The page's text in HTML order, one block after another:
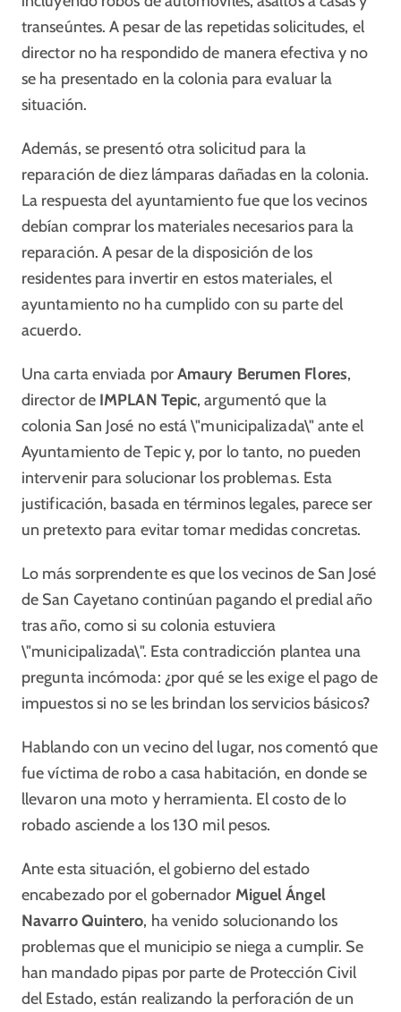
transeúntes. A pesar de las repetidas solicitudes, el
director no ha respondido de manera efectiva y no
se ha presentado en la colonia para evaluar la
situación.
Además, se presentó otra solicitud para la
reparación de diez lámparas dañadas en la colonia.
La respuesta del ayuntamiento fue que los vecinos
debían comprar los materiales necesarios para la
reparación. A pesar de la disposición de los
residentes para invertir en estos materiales, el
ayuntamiento no ha cumplido con su parte del
acuerdo.
Una carta enviada porAmaury Berumen Flores,
director de IMPLAN Tepic, argumentó que la
colonia San José no está \"municipalizada\" ante el
Ayuntamiento de Tepic y, por lo tanto, no pueden
intervenir para solucionar los problemas. Esta
justificación, basada en términos legales, parece ser
un pretexto para evitar tomar medidas concretas.
Lo más sorprendente es que los vecinos de San José
de San Cayetano continúan pagando el predial año
tras año, como si su colonia estuviera
\"municipalizada\". Esta contradicción plantea una
pregunta incómoda: ¿por qué se les exige el pago de
impuestos si no se les brindan los servicios básicos?
Hablando con un vecino del lugar, nos comentó que
fue víctima de robo a casa habitación, en donde se
llevaron una moto y herramienta. El costo de lo
robado asciende a los 130 mil pesos.
Ante esta situación, el gobierno del estado
encabezado por el gobernador Miguel Ángel
Navarro Quintero, ha venido solucionando los
problemas que el municipio se niega a cumplir. Se
han mandado pipas por parte de Protección Civil
del Estado, están realizando la perforación de un